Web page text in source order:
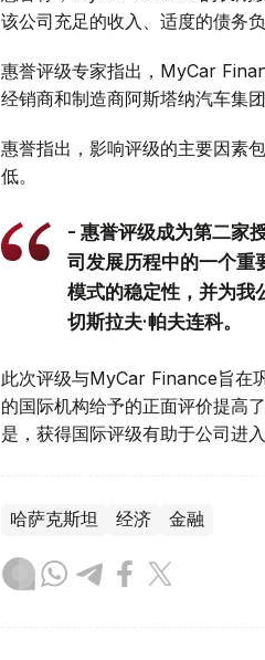
该公司充足的收入、适度的债务
惠誉评级专家指出，MyCar
经销商和制造商阿斯塔纳汽车集
惠誉指出，影响评级的主要因素
低。
- 惠誉评级成为第二家
司发展历程中的一个重
模式的稳定性，并为我
切斯拉夫·帕夫连科。
此次评级与MyCar Finance旨在
的国际机构给予的正面评价提高
是，获得国际评级有助于公司进
哈萨克斯坦 经济 金融